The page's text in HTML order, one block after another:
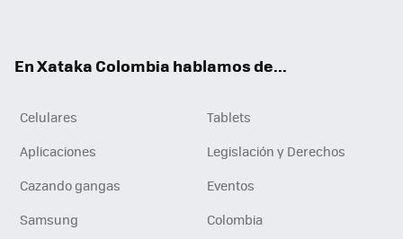
En Xataka Colombia hablamos de...
Celulares
Tablets
Aplicaciones
Legislación y Derechos
Cazando gangas
Eventos
Samsung
Colombia